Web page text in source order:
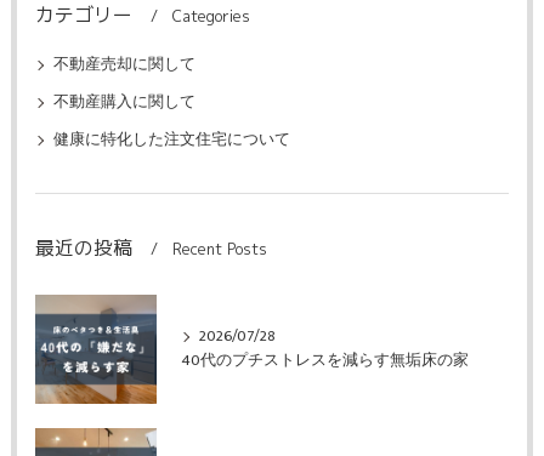
カテゴリー Categories
不動産売却に関して
不動産購入に関して
健康に特化した注文住宅について
最近の投稿 Recent Posts
2026/07/28
40代のプチストレスを減らす無垢床の家